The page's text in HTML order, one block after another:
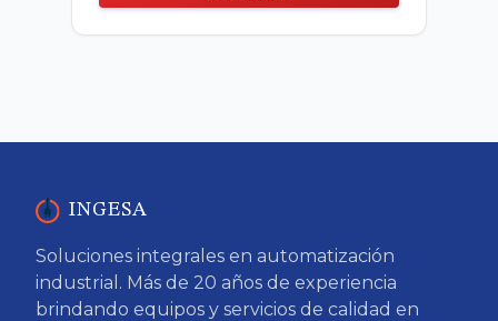
INGESA
Soluciones integrales en automatización
industrial. Más de 20 años de experiencia
brindando equipos y servicios de calidad en